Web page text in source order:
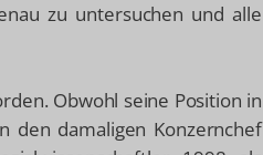
zu untersuchen und alle
Obwohl seine Position in
den damaligen Konzernchef